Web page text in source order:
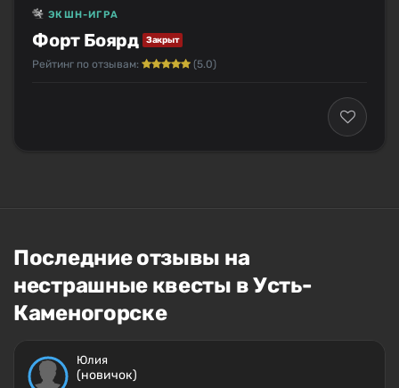
Форт Боярд Закрыт
ЭКШН-ИГРА
Рейтинг по отзывам: (5.0)
Последние отзывы на
нестрашные квесты в Усть-
Каменогорске
Юлия
(новичок)